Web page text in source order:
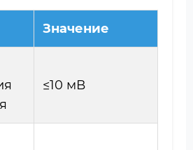
Значение
≤10 мВ